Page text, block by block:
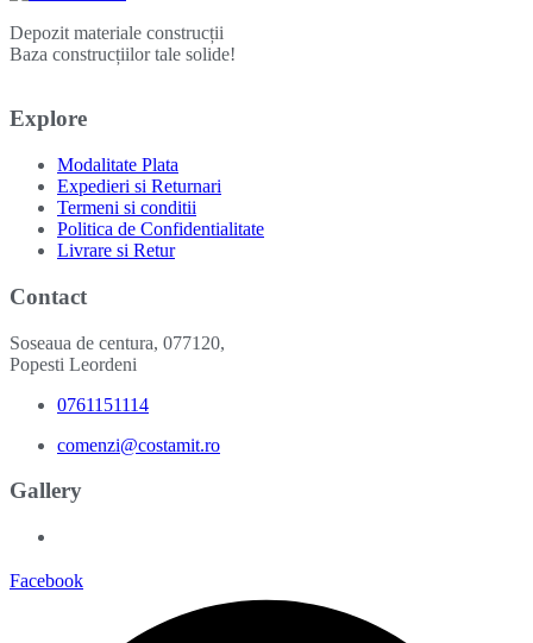
Depozit materiale construcții
Baza construcțiilor tale solide!
Explore
Modalitate Plata
Expedieri si Returnari
Termeni si conditii
Politica de Confidentialitate
Livrare si Retur
Contact
Soseaua de centura, 077120,
Popesti Leordeni
0761151114
comenzi@costamit.ro
Gallery
Facebook